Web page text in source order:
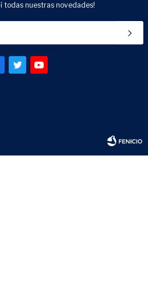
todas nuestras novedades!
 